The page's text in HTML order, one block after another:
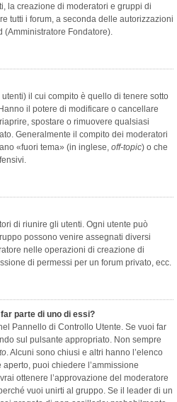
la creazione di moderatori e gruppi di
tutti i forum, a seconda delle autorizzazioni
(Amministratore Fondatore).
il cui compito è quello di tenere sotto
il potere di modificare o cancellare
spostare o rimuovere qualsiasi
Generalmente il compito dei moderatori
«fuori tema» (in inglese, off-topic) o che
di riunire gli utenti. Ogni utente può
possono venire assegnati diversi
nelle operazioni di creazione di
di permessi per un forum privato, ecc.
parte di uno di essi?
Pannello di Controllo Utente. Se vuoi far
sul pulsante appropriato. Non sempre
. Alcuni sono chiusi e altri hanno l’elenco
puoi chiedere l’ammissione
ottenere l’approvazione del moderatore
vuoi unirti al gruppo. Se il leader di un